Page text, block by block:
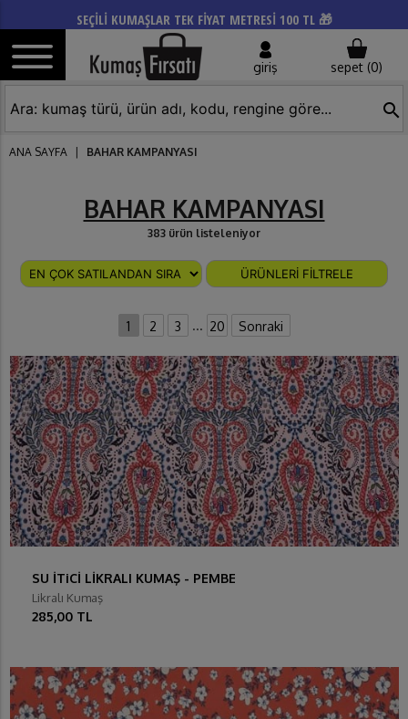
SEÇİLİ KUMAŞLAR TEK FİYAT METRESİ 100 TL 🎁
giriş sepet (0)
search
ANA SAYFA BAHAR KAMPANYASI
BAHAR KAMPANYASI
383 ürün listeleniyor
ÜRÜNLERİ FİLTRELE
1 2 3 ... 20 Sonraki
SU İTiCİ LİKRALI KUMAŞ - PEMBE
Likralı Kumaş
285,00 TL